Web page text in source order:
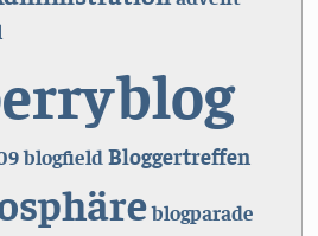
blog
blogfield Bloggertreffen
blogparade